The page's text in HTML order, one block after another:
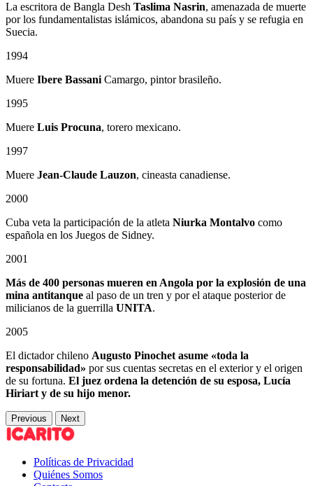
La escritora de Bangla Desh Taslima Nasrin, amenazada de muerte
por los fundamentalistas islámicos, abandona su país y se refugia en
Suecia.
1994
Muere Ibere BassaniCamargo, pintor brasileño.
1995
Muere Luis Procuna, torero mexicano.
1997
Muere Jean-Claude Lauzon, cineasta canadiense.
2000
Cuba veta la participación de la atleta Niurka Montalvo como
española en los Juegos de Sidney.
2001
Más de 400 personas mueren en Angola por la explosión de una
mina antitanque al paso de un tren y por el ataque posterior de
milicianos de la guerrilla UNITA.
2005
El dictador chileno Augusto Pinochet asume «toda la
responsabilidad» por sus cuentas secretas en el exterior y el origen
de su fortuna. El juez ordena la detención de su esposa, Lucía
Hiriart y de su hijo menor.
Previous Next
Políticas de Privacidad
Quiénes Somos